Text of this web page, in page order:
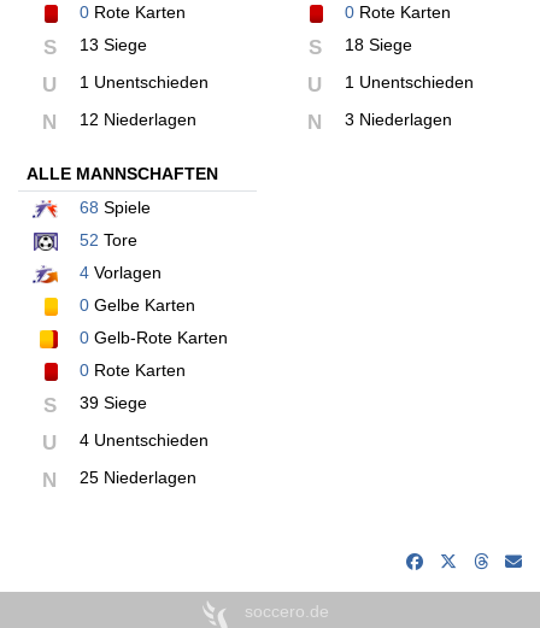
0 Rote Karten
S 13 Siege
U 1 Unentschieden
N 12 Niederlagen
0Rote Karten
S 18 Siege
U 1 Unentschieden
N 3 Niederlagen
ALLE MANNSCHAFTEN
68 Spiele
52 Tore
4 Vorlagen
0 Gelbe Karten
0 Gelb-Rote Karten
0 Rote Karten
S 39 Siege
U 4 Unentschieden
N 25 Niederlagen
soccero.de